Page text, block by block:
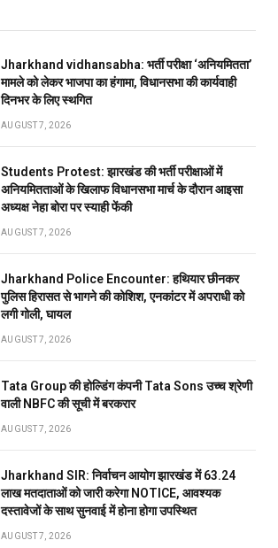
Jharkhand vidhansabha: भर्ती परीक्षा ‘अनियमितता’
मामले को लेकर भाजपा का हंगामा, विधानसभा की कार्यवाही
दिनभर के लिए स्थगित
AUGUST 7, 2026
Students Protest: झारखंड की भर्ती परीक्षाओं में
अनियमितताओं के खिलाफ विधानसभा मार्च के दौरान आइसा
अध्यक्ष नेहा बोरा पर स्याही फेंकी
AUGUST 7, 2026
Jharkhand Police Encounter: हथियार छीनकर
पुलिस हिरासत से भागने की कोशिश, एनकांटर में अपराधी को
लगी गोली, घायल
AUGUST 7, 2026
Tata Group की होल्डिंग कंपनी Tata Sons उच्च श्रेणी
वाली NBFC की सूची में बरकरार
AUGUST 7, 2026
Jharkhand SIR: निर्वाचन आयोग झारखंड में 63.24
लाख मतदाताओं को जारी करेगा NOTICE, आवश्यक
दस्तावेजों के साथ सुनवाई में होना होगा उपस्थित
AUGUST 7, 2026